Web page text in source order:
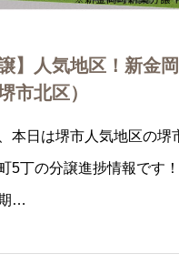
】人気地区！新金岡
市北区）
本日は堺市人気地区の堺
5丁の分譲進捗情報です！
…